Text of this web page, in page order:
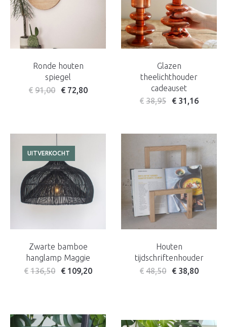
Ronde houten
spiegel
€ 91,00 € 72,80
Glazen
theelichthouder
cadeauset
€ 38,95 € 31,16
UITVERKOCHT
Zwarte bamboe
hanglamp Maggie
€ 136,50 € 109,20
Houten
tijdschriftenhouder
€ 48,50 € 38,80